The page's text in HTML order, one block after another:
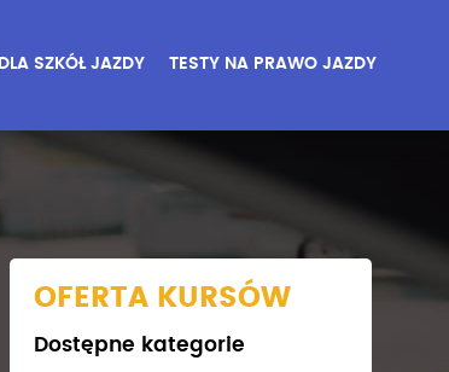
DLA SZKÓŁ JAZDY TESTY NA PRAWO JAZDY
OFERTA KURSÓW
Dostępne kategorie